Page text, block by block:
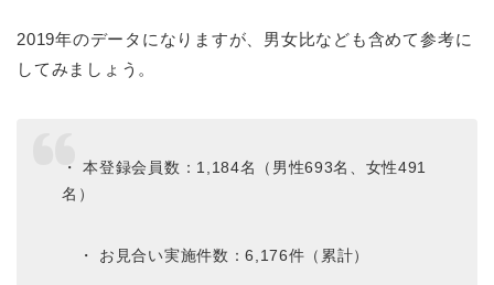
2019年のデータになりますが、男女比なども含めて参考に
してみましょう。
・ 本登録会員数：1,184名（男性693名、女性491
名）
・ お見合い実施件数：6,176件（累計）